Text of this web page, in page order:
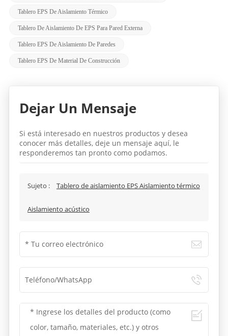
Tablero EPS De Aislamiento Térmico
Tablero De Aislamiento De EPS Para Pared Externa
Tablero EPS De Aislamiento De Paredes
Tablero EPS De Material De Construcción
Dejar Un Mensaje
Si está interesado en nuestros productos y desea
conocer más detalles, deje un mensaje aquí, le
responderemos tan pronto como podamos.
Sujeto : Tablero de aislamiento EPS Aislamiento térmico
Aislamiento acústico